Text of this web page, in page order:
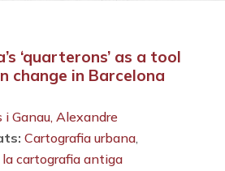
‘quarterons’ as a tool
change in Barcelona
i Ganau, Alexandre
Cartografia urbana,
la cartografia antiga